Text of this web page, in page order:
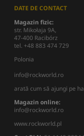
DATE DE CONTACT
Magazin fizic:
str. Mikołaja 9A,
47-400 Racibórz
tel. +48 883 474 729
Polonia
info@rockworld.ro
arată cum să ajungi pe
Magazin online:
info@rockworld.ro
www.rockworld.pl